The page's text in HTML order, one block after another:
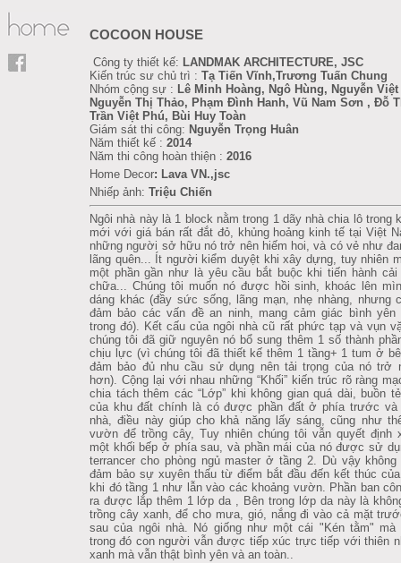
COCOON HOUSE
Công ty thiết kế: LANDMAK ARCHITECTURE, JSC
Kiến trúc sư chủ trì : Tạ Tiến Vĩnh,Trương Tuấn Chung
Nhóm cộng sự : Lê Minh Hoàng, Ngô Hùng, Nguyễn
Nguyễn Thị Thảo, Phạm Đình Hanh, Vũ Nam Sơn , Đỗ
Trần Việt Phú, Bùi Huy Toàn
Giám sát thi công: Nguyễn Trọng Huân
Năm thiết kế : 2014
Năm thi công hoàn thiện : 2016
Home Decor: Lava VN.,jsc
Nhiếp ảnh: Triệu Chiến
Ngôi nhà này là 1 block nằm trong 1 dãy nhà chia lô trong
mới với giá bán rất đắt đỏ, khủng hoảng kinh tế tại Việt
những người sở hữu nó trở nên hiếm hoi, và có vẻ như
lãng quên... Ít người kiểm duyệt khi xây dựng, tuy nhiên
một phần gần như là yêu cầu bắt buộc khi tiến hành
chữa... Chúng tôi muốn nó được hồi sinh, khoác lên
dáng khác (đầy sức sống, lãng mạn, nhẹ nhàng, nhưng
đảm bảo các vấn đề an ninh, mang cảm giác bình yên
trong đó). Kết cấu của ngôi nhà cũ rất phức tạp và vụn
chúng tôi đã giữ nguyên nó bổ sung thêm 1 số thành
chịu lực (vì chúng tôi đã thiết kế thêm 1 tầng+ 1 tum ở
đảm bảo đủ nhu cầu sử dụng nên tải trọng của nó trở
hơn). Cộng lại với nhau những “Khối” kiến trúc rõ ràng
chia tách thêm các “Lớp” khi không gian quá dài, buồn
của khu đất chính là có được phần đất ở phía trước và
nhà, điều này giúp cho khả năng lấy sáng, cũng như
vườn để trồng cây, Tuy nhiên chúng tôi vẫn quyết định
một khối bếp ở phía sau, và phần mái của nó được sử
terrancer cho phòng ngủ master ở tầng 2. Dù vậy không
đảm bảo sự xuyên thấu từ điểm bắt đầu đến kết thúc
khi đó tầng 1 như lẫn vào các khoảng vườn. Phần ban
ra được lắp thêm 1 lớp da , Bên trong lớp da này là
trồng cây xanh, để cho mưa, gió, nắng đi vào cả mặt
sau của ngôi nhà. Nó giống như một cái "Kén tằm" mà
trong đó con người vẫn được tiếp xúc trực tiếp với thiên
xanh mà vẫn thật bình yên và an toàn..